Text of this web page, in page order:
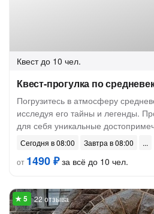
Квест до 10 чел.
Квест-прогулка по
Погрузитесь в атмосферу
исследуя его тайны и легенды.
для себя уникальные
Сегодня в 08:00
Завтра в 08:00
от 1490 ₽за всё до 10 чел.
22 отзыва